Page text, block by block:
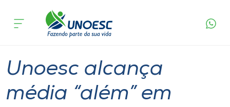
Cursos
Pesquisa
acontece
Unoesc alcança
média “além” em